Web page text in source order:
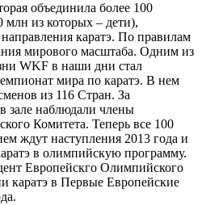
объединила более 100
из которых – дети),
каратэ. По правилам
мирового масштаба. Одним из
WKF в наши дни стал
мира по каратэ. В нем
из 116 Стран. За
зале наблюдали члены
Комитета. Теперь все 100
ждут наступления 2013 года и
в олимпийскую программу.
Европейскго Олимпийского
каратэ в Первые Европейские